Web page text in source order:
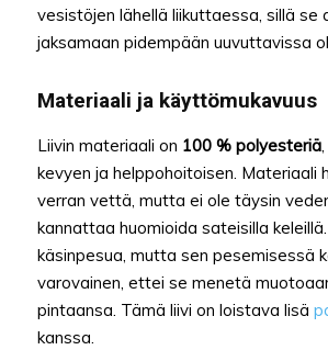
vesistöjen lähellä liikuttaessa, sillä se
jaksamaan pidempään uuvuttavissa
Materiaali ja käyttömukavuus
Liivin materiaali on 100 % polyesteriä
kevyen ja helppohoitoisen. Materiaali
verran vettä, mutta ei ole täysin
kannattaa huomioida sateisilla
käsinpesua, mutta sen pesemisessä
varovainen, ettei se menetä
pintaansa. Tämä liivi on loistava lisä
kanssa.